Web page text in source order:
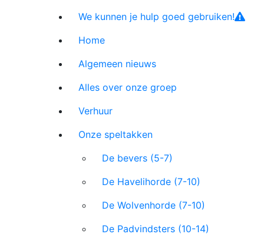
We kunnen je hulp goed gebruiken!
Home
Algemeen nieuws
Alles over onze groep
Verhuur
Onze speltakken
De bevers (5-7)
De Havelihorde (7-10)
De Wolvenhorde (7-10)
De Padvindsters (10-14)